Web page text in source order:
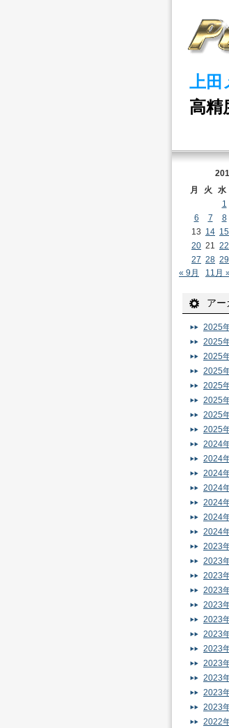
上
高精
月
火 水
1
6
7 8
13 14 15
20 21 22
27 28 29
« 9月
11月
アー
2025
2025
2025
2025
2025
2025
2025
2025
2024
2024
2024
2024
2024
2024
2024
2023
2023
2023
2023
2023
2023
2023
2023
2023
2023
2023
2023
2022